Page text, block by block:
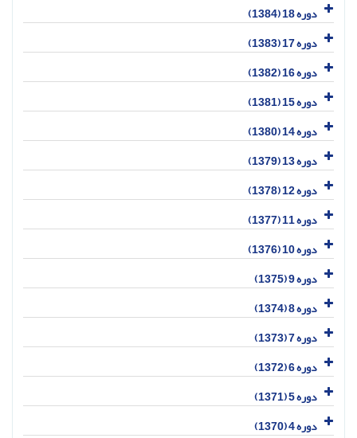
دوره 18 (1384)
دوره 17 (1383)
دوره 16 (1382)
دوره 15 (1381)
دوره 14 (1380)
دوره 13 (1379)
دوره 12 (1378)
دوره 11 (1377)
دوره 10 (1376)
دوره 9 (1375)
دوره 8 (1374)
دوره 7 (1373)
دوره 6 (1372)
دوره 5 (1371)
دوره 4 (1370)